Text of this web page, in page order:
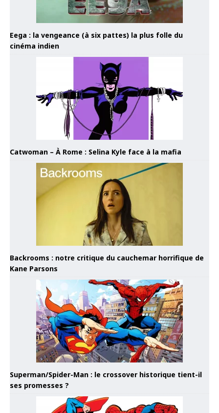
Eega : la vengeance (à six pattes) la plus folle du
cinéma indien
Catwoman – À Rome : Selina Kyle face à la mafia
Backrooms : notre critique du cauchemar horrifique de
Kane Parsons
Superman/Spider-Man : le crossover historique tient-il
ses promesses ?